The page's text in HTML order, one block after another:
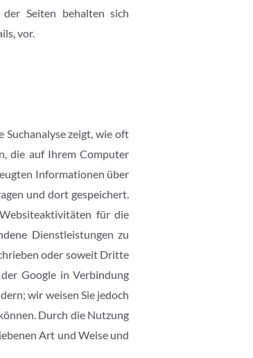
Seiten behalten sich
vor.
Suchanalyse zeigt, wie oft
die auf Ihrem Computer
Informationen über
und dort gespeichert.
für die
Dienstleistungen zu
oder soweit Dritte
Google in Verbindung
wir weisen Sie jedoch
Durch die Nutzung
Art und Weise und